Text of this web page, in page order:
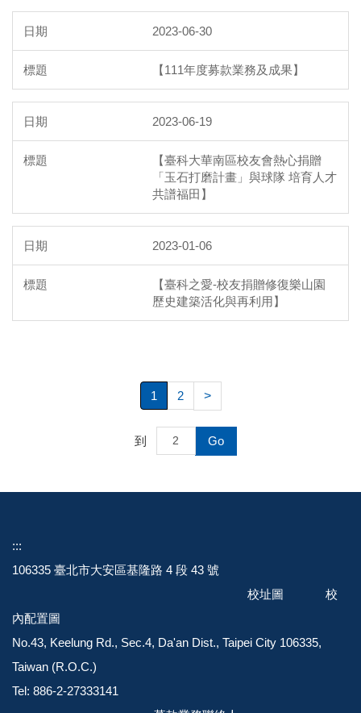
2023-06-30
【111年度募款業務及成果】
2023-06-19
【臺科大華南區校友會熱心捐贈
「玉石打磨計畫」與球隊 培育人才
共譜福田】
2023-01-06
【臺科之愛-校友捐贈修復樂山園
歷史建築活化與再利用】
1 2 >
到 Go
:::
106335 臺北市大安區基隆路 4 段 43 號
校址圖
校
內配置圖
No.43, Keelung Rd., Sec.4, Da'an Dist., Taipei City 106335,
Taiwan (R.O.C.)
Tel: 886-2-27333141